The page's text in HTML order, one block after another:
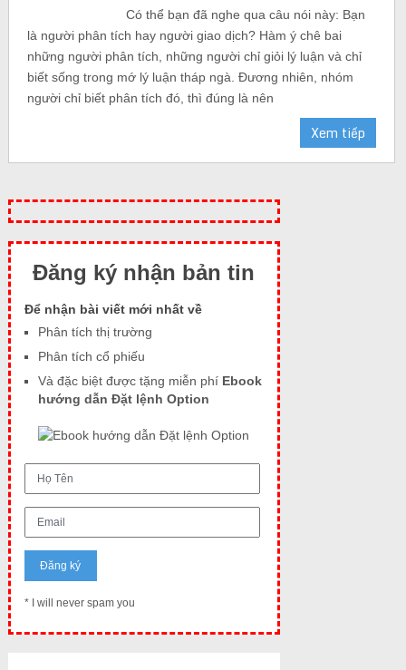
Có thể bạn đã nghe qua câu nói này: Bạn
là người phân tích hay người giao dịch? Hàm ý chê bai
những người phân tích, những người chỉ giỏi lý luận và chỉ
biết sống trong mớ lý luận tháp ngà. Đương nhiên, nhóm
người chỉ biết phân tích đó, thì đúng là nên
Xem tiếp
Đăng ký nhận bản tin
Để nhận bài viết mới nhất về
Phân tích thị trường
Phân tích cổ phiếu
Và đặc biệt được tặng miễn phí Ebook
hướng dẫn Đặt lệnh Option
* I will never spam you